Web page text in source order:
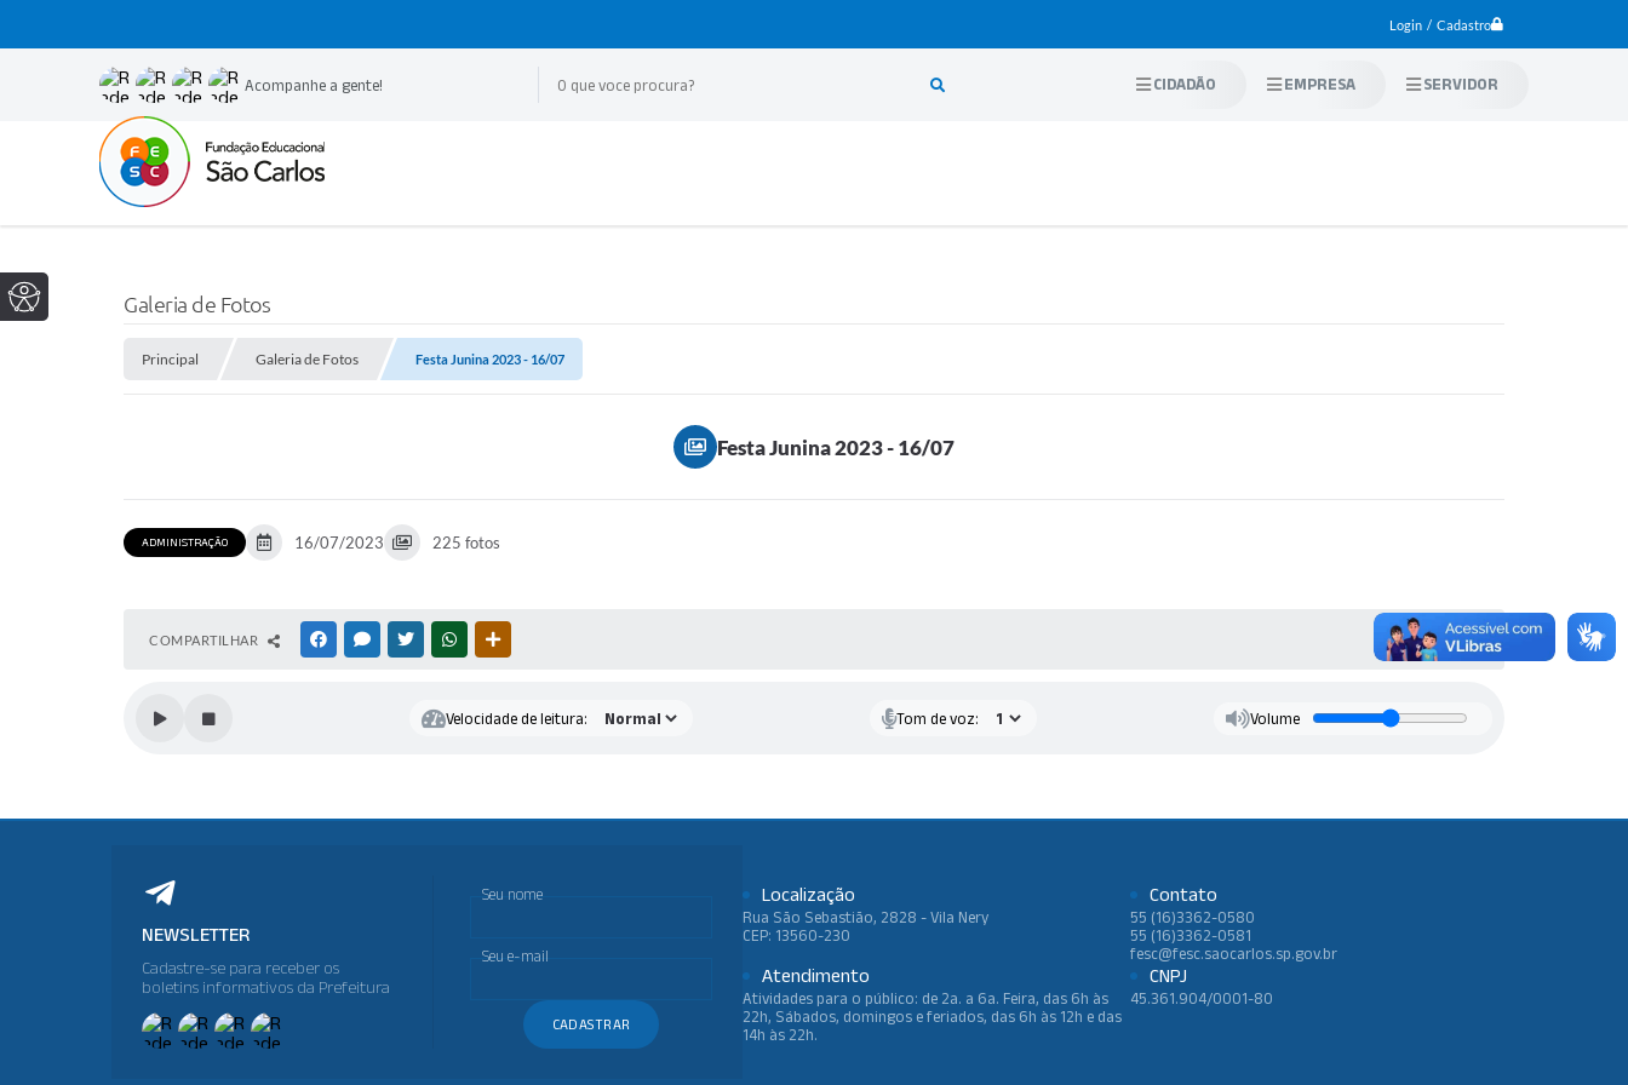
Login / Cadastro
Acompanhe a gente! CIDADÃO EMPRESA SERVIDOR
Galeria de Fotos
Principal Galeria de Fotos Festa Junina 2023 - 16/07
Festa Junina 2023 - 16/07
ADMINISTRAÇÃO 16/07/2023 225 fotos
COMPARTILHAR FACEBOOKMESSENGER
TWITTERWHATSAPP
Velocidade de leitura: Tom de voz: Volume
NEWSLETTER
Cadastre-se para receber os
boletins informativos da Prefeitura
Seu nome
Seu e-mail
CADASTRAR
Localização
Rua São Sebastião, 2828 - Vila Nery
CEP: 13560-230
Contato
55 (16)3362-0580
55 (16)3362-0581
fesc@fesc.saocarlos.sp.gov.br
Atendimento
Atividades para o público: de 2a. a 6a. Feira, das 6h às
22h, Sábados, domingos e feriados, das 6h às 12h e das
14h às 22h.
CNPJ
45.361.904/0001-80